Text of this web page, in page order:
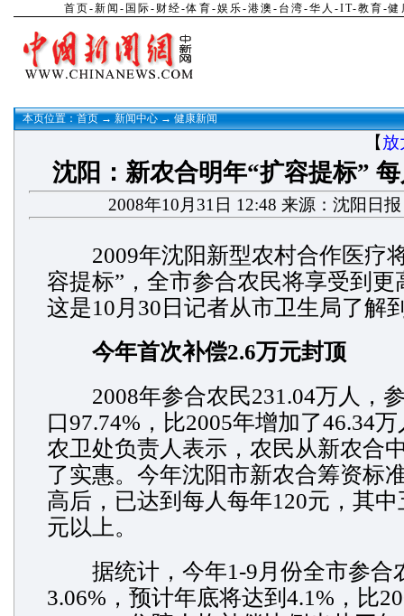
首页-新闻 - 国际- 财经-体育-娱乐-港澳 - 台湾-华人 -IT-教育-健
本页位置： 首页 → 新闻中心 → 健康新闻
【放
沈阳：新农合明年“扩容提标”
2008年10月31日 12:48 来源：沈阳日
2009年沈阳新型农村合作医疗
容提标”，全市参合农民将享受到更
这是10月30日记者从市卫生局了解
今年首次补偿2.6万元封顶
2008年参合农民231.04万人，
口97.74%，比2005年增加了46.34
农卫处负责人表示，农民从新农合
了实惠。今年沈阳市新农合筹资标
高后，已达到每人每年120元，其
元以上。
据统计，今年1-9月份全市参合
3.06%，预计年底将达到4.1%，比